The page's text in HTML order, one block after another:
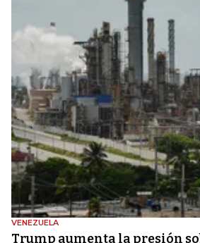
VENEZUELA
Trump aumenta la presión